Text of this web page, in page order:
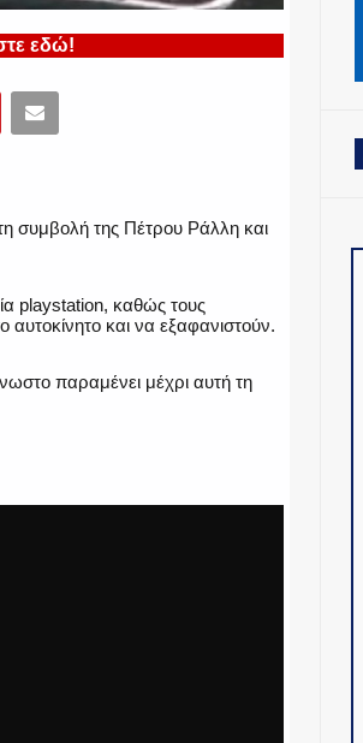
εδώ!
συμβολή της Πέτρου Ράλλη και
playstation, καθώς τους
και να εξαφανιστούν.
παραμένει μέχρι αυτή τη